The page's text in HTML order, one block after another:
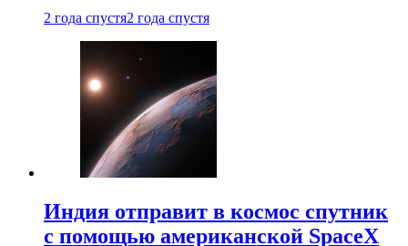
2 года спустя2 года спустя
Индия отправит в космос спутник
с помощью американской SpaceX